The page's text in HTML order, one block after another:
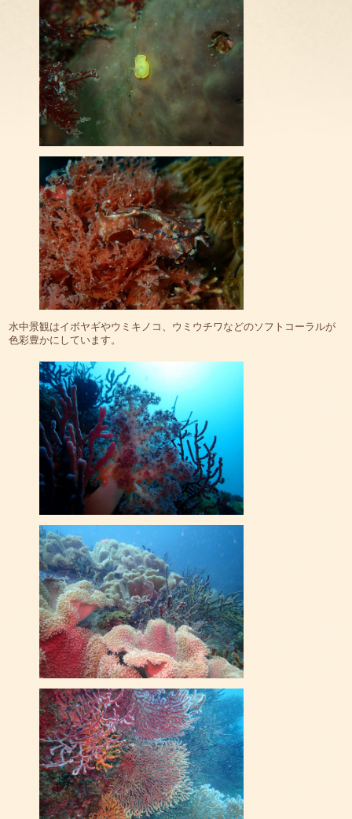
水中景観はイボヤギやウミキノコ、ウミウチワなどのソフトコーラルが
色彩豊かにしています。